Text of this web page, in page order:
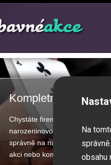
Kompletní zajištění
Chystáte firemní akci, večírek
narozeninovou oslavu či
správně na našich stránkách.
akci nebo kompletní zajištění
Na
obsahu